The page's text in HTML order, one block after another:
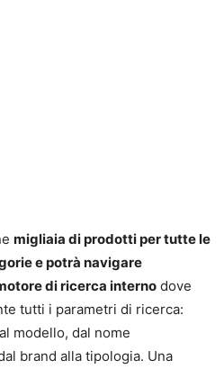
migliaia di prodotti per tutte le
e potrà navigare
di ricerca interno dove
tutti i parametri di ricerca:
modello, dal nome
brand alla tipologia. Una